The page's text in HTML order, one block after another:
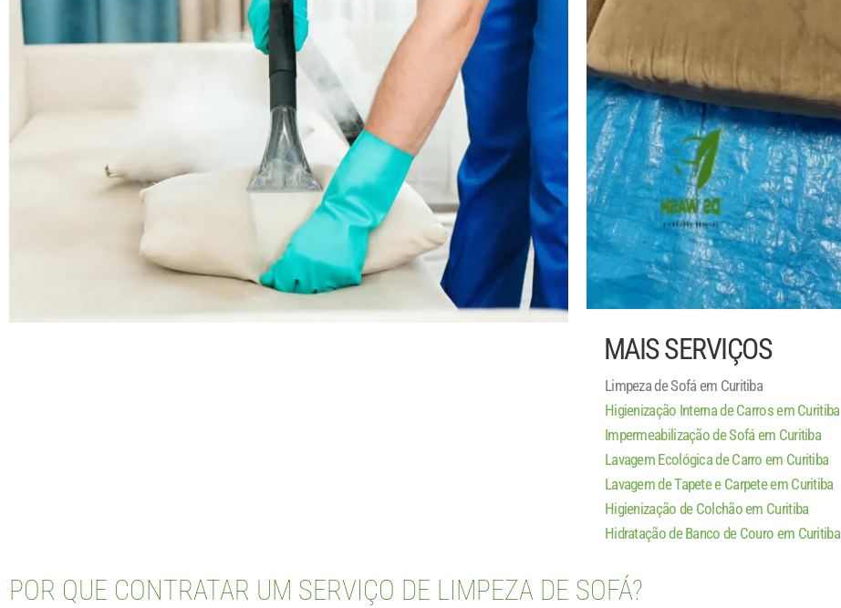
MAIS SERVIÇOS
Limpeza de Sofá em Curitiba
Higienização Interna de Carros em Curitiba
Impermeabilização de Sofá em Curitiba
Lavagem Ecológica de Carro em Curitiba
Lavagem de Tapete e Carpete em Curitiba
Higienização de Colchão em Curitiba
Hidratação de Banco de Couro em Curitiba
POR QUE CONTRATAR UM SERVIÇO DE LIMPEZA DE SOFÁ?